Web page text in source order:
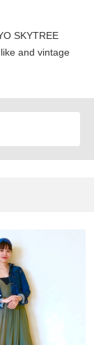
SKYTREE
and vintage